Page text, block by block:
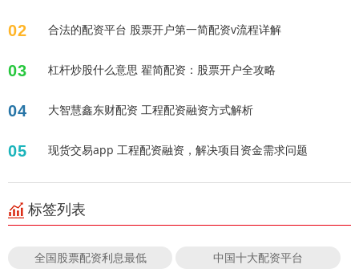
02 合法的配资平台 股票开户第一简配资v流程详解
03 杠杆炒股什么意思 翟简配资：股票开户全攻略
04 大智慧鑫东财配资 工程配资融资方式解析
05 现货交易app 工程配资融资，解决项目资金需求问题
标签列表
全国股票配资利息最低 中国十大配资平台